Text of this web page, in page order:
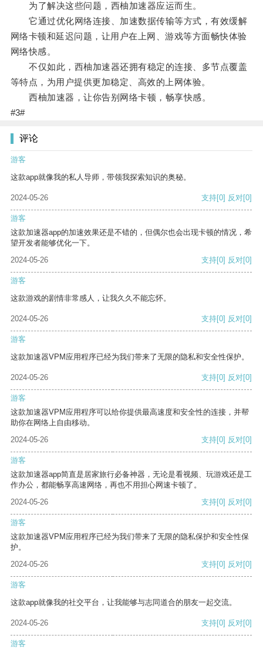
为了解决这些问题，西柚加速器应运而生。
它通过优化网络连接、加速数据传输等方式，有效缓解
网络卡顿和延迟问题，让用户在上网、游戏等方面畅快体验
网络快感。
不仅如此，西柚加速器还拥有稳定的连接、多节点覆盖
等特点，为用户提供更加稳定、高效的上网体验。
西柚加速器，让你告别网络卡顿，畅享快感。
#3#
评论
游客
这款app就像我的私人导师，带领我探索知识的奥秘。
2024-05-26 支持[0] 反对[0]
游客
这款加速器app的加速效果还是不错的，但偶尔也会出现卡顿的情况，希
望开发者能够优化一下。
2024-05-26
支持[0] 反对[0]
游客
这款游戏的剧情非常感人，让我久久不能忘怀。
2024-05-26 支持[0] 反对[0]
游客
这款加速器VPM应用程序已经为我们带来了无限的隐私和安全性保护。
2024-05-26 支持[0] 反对[0]
游客
这款加速器VPM应用程序可以给你提供最高速度和安全性的连接，并帮
助你在网络上自由移动。
2024-05-26
支持[0] 反对[0]
游客
这款加速器app简直是居家旅行必备神器，无论是看视频、玩游戏还是工
作办公，都能畅享高速网络，再也不用担心网速卡顿了。
2024-05-26
支持[0] 反对[0]
游客
这款加速器VPM应用程序已经为我们带来了无限的隐私保护和安全性保
护。
2024-05-26
支持[0] 反对[0]
游客
这款app就像我的社交平台，让我能够与志同道合的朋友一起交流。
2024-05-26 支持[0] 反对[0]
游客